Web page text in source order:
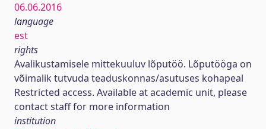
06.06.2016
language
est
rights
Avalikustamisele mittekuuluv lõputöö. Lõputööga on
võimalik tutvuda teaduskonnas/asutuses kohapeal
Restricted access. Available at academic unit, please
contact staff for more information
institution